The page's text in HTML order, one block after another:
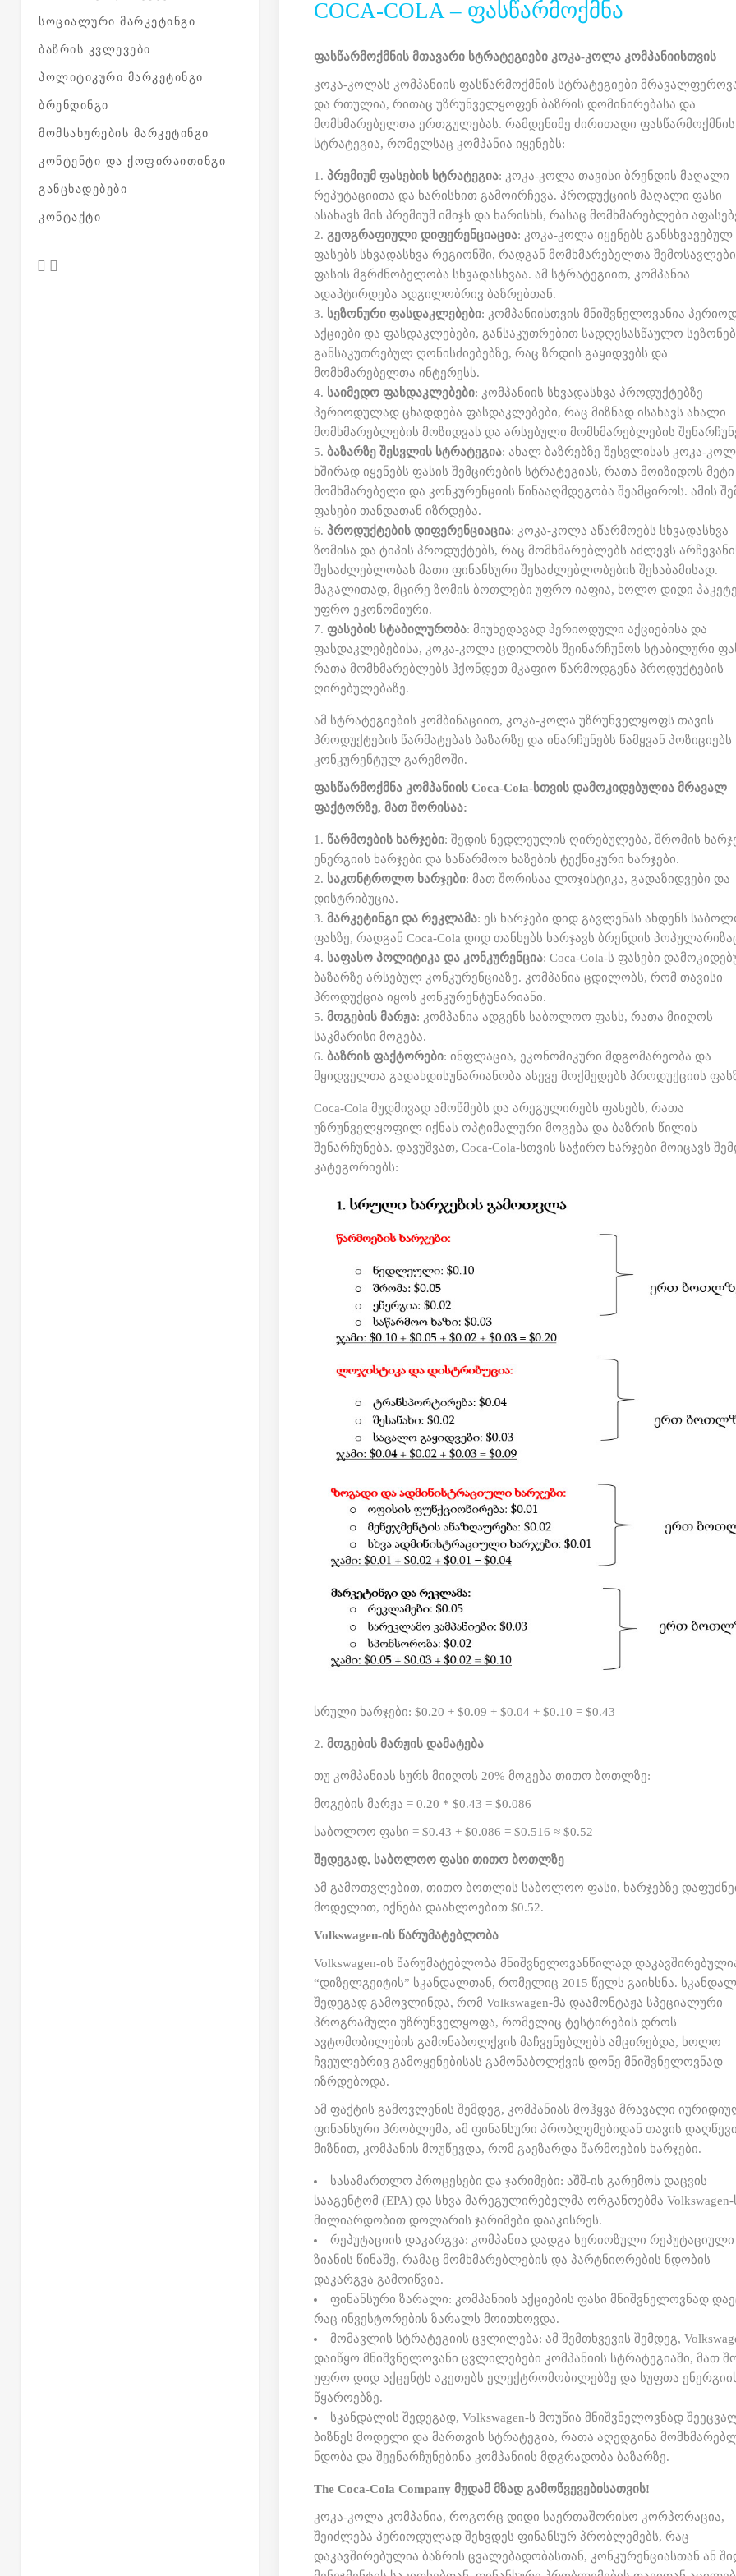
ᲡᲝᲪᲘᲐᲚᲣᲠᲘ ᲛᲐᲠᲙᲔᲢᲘᲜᲒᲘ
ᲑᲐᲖᲠᲘᲡ ᲙᲕᲚᲔᲕᲔᲑᲘ
ᲞᲝᲚᲘᲢᲘᲙᲣᲠᲘ ᲛᲐᲠᲙᲔᲢᲘᲜᲒᲘ
ᲑᲠᲔᲜᲓᲘᲜᲒᲘ
ᲛᲝᲛᲡᲐᲮᲣᲠᲔᲑᲘᲡ ᲛᲐᲠᲙᲔᲢᲘᲜᲒᲘ
ᲙᲝᲜᲢᲔᲜᲢᲘ ᲓᲐ ᲥᲝᲤᲘᲠᲐᲘᲗᲘᲜᲒᲘ
ᲒᲐᲜᲪᲮᲐᲓᲔᲑᲔᲑᲘ
ᲙᲝᲜᲢᲐᲥᲢᲘ
COCA-COLA – ᲤᲐᲡᲬᲐᲠᲛᲝᲥᲛᲜᲐ
ფასწარმოქმნის მთავარი სტრატეგიები კოკა-კოლა კომპანიისთვის
კოკა-კოლას კომპანიის ფასწარმოქმნის სტრატეგიები
და რთულია, რითაც უზრუნველყოფენ ბაზრის დომინირებასა და
მომხმარებელთა ერთგულებას. რამდენიმე ძირითადი ფასწარმოქმნის
სტრატეგია, რომელსაც კომპანია იყენებს:
პრემიუმ ფასების სტრატეგია: კოკა-კოლა თავისი ბრენდის მაღალი
რეპუტაციითა და ხარისხით გამოირჩევა. პროდუქციის მაღალი ფასი
ასახავს მის პრემიუმ იმიჯს და ხარისხს, რასაც მომხმარებლები
გეოგრაფიული დიფერენციაცია: კოკა-კოლა იყენებს განსხვავებულ
ფასებს სხვადასხვა რეგიონში, რადგან მომხმარებელთა
ფასის მგრძნობელობა სხვადასხვაა. ამ სტრატეგიით, კომპანია
ადაპტირდება ადგილობრივ ბაზრებთან.
სეზონური ფასდაკლებები: კომპანიისთვის მნიშვნელოვანია
აქციები და ფასდაკლებები, განსაკუთრებით სადღესასწაულო
განსაკუთრებულ ღონისძიებებზე, რაც ზრდის გაყიდვებს და
მომხმარებელთა ინტერესს.
საიმედო ფასდაკლებები: კომპანიის სხვადასხვა პროდუქტებზე
პერიოდულად ცხადდება ფასდაკლებები, რაც მიზნად ისახავს ახალი
მომხმარებლების მოზიდვას და არსებული მომხმარებლების
ბაზარზე შესვლის სტრატეგია: ახალ ბაზრებზე შესვლისას კოკა-
ხშირად იყენებს ფასის შემცირების სტრატეგიას, რათა მოიზიდოს მეტი
მომხმარებელი და კონკურენციის წინააღმდეგობა შეამციროს. ამის
ფასები თანდათან იზრდება.
პროდუქტების დიფერენციაცია: კოკა-კოლა აწარმოებს სხვადასხვა
ზომისა და ტიპის პროდუქტებს, რაც მომხმარებლებს აძლევს
შესაძლებლობას მათი ფინანსური შესაძლებლობების შესაბამისად.
მაგალითად, მცირე ზომის ბოთლები უფრო იაფია, ხოლო დიდი
უფრო ეკონომიური.
ფასების სტაბილურობა: მიუხედავად პერიოდული აქციებისა და
ფასდაკლებებისა, კოკა-კოლა ცდილობს შეინარჩუნოს სტაბილური
რათა მომხმარებლებს ჰქონდეთ მკაფიო წარმოდგენა პროდუქტების
ღირებულებაზე.
ამ სტრატეგიების კომბინაციით, კოკა-კოლა უზრუნველყოფს თავის
პროდუქტების წარმატებას ბაზარზე და ინარჩუნებს წამყვან პოზიციებს
კონკურენტულ გარემოში.
ფასწარმოქმნა კომპანიის Coca-Cola-სთვის დამოკიდებულია მრავალ
ფაქტორზე, მათ შორისაა:
წარმოების ხარჯები: შედის ნედლეულის ღირებულება, შრომის
ენერგიის ხარჯები და საწარმოო ხაზების ტექნიკური ხარჯები.
საკონტროლო ხარჯები: მათ შორისაა ლოჯისტიკა, გადაზიდვები და
დისტრიბუცია.
მარკეტინგი და რეკლამა: ეს ხარჯები დიდ გავლენას ახდენს
ფასზე, რადგან Coca-Cola დიდ თანხებს ხარჯავს ბრენდის
საფასო პოლიტიკა და კონკურენცია: Coca-Cola-ს ფასები
ბაზარზე არსებულ კონკურენციაზე. კომპანია ცდილობს, რომ თავისი
პროდუქცია იყოს კონკურენტუნარიანი.
მოგების მარჟა: კომპანია ადგენს საბოლოო ფასს, რათა მიიღოს
საკმარისი მოგება.
ბაზრის ფაქტორები: ინფლაცია, ეკონომიკური მდგომარეობა და
მყიდველთა გადახდისუნარიანობა ასევე მოქმედებს პროდუქციის
Coca-Cola მუდმივად ამოწმებს და არეგულირებს ფასებს, რათა
უზრუნველყოფილ იქნას ოპტიმალური მოგება და ბაზრის წილის
შენარჩუნება. დავუშვათ, Coca-Cola-სთვის საჭირო ხარჯები მოიცავს
კატეგორიებს:
სრული ხარჯები: $0.20 + $0.09 + $0.04 + $0.10 = $0.43
მოგების მარჟის დამატება
თუ კომპანიას სურს მიიღოს 20% მოგება თითო ბოთლზე:
მოგების მარჟა = 0.20 * $0.43 = $0.086
საბოლოო ფასი = $0.43 + $0.086 = $0.516 ≈ $0.52
შედეგად, საბოლოო ფასი თითო ბოთლზე
ამ გამოთვლებით, თითო ბოთლის საბოლოო ფასი, ხარჯებზე
მოდელით, იქნება დაახლოებით $0.52.
Volkswagen-ის წარუმატებლობა
Volkswagen-ის წარუმატებლობა მნიშვნელოვანწილად
“დიზელგეიტის” სკანდალთან, რომელიც 2015 წელს გაიხსნა.
შედეგად გამოვლინდა, რომ Volkswagen-მა დაამონტაჟა სპეციალური
პროგრამული უზრუნველყოფა, რომელიც ტესტირების დროს
ავტომობილების გამონაბოლქვის მაჩვენებლებს ამცირებდა, ხოლო
ჩვეულებრივ გამოყენებისას გამონაბოლქვის დონე მნიშვნელოვნად
იზრდებოდა.
ამ ფაქტის გამოვლენის შემდეგ, კომპანიას მოჰყვა მრავალი
ფინანსური პრობლემა, ამ ფინანსური პრობლემებიდან თავის
მიზნით, კომპანის მოუწევდა, რომ გაეზარდა წარმოების ხარჯები.
სასამართლო პროცესები და ჯარიმები: აშშ-ის გარემოს დაცვის
სააგენტომ (EPA) და სხვა მარეგულირებელმა ორგანოებმა Volkswagen-
მილიარდობით დოლარის ჯარიმები დააკისრეს.
რეპუტაციის დაკარგვა: კომპანია დადგა სერიოზული რეპუტაციული
ზიანის წინაშე, რამაც მომხმარებლების და პარტნიორების ნდობის
დაკარგვა გამოიწვია.
ფინანსური ზარალი: კომპანიის აქციების ფასი მნიშვნელოვნად
რაც ინვესტორების ზარალს მოითხოვდა.
მომავლის სტრატეგიის ცვლილება: ამ შემთხვევის შემდეგ,
დაიწყო მნიშვნელოვანი ცვლილებები კომპანიის სტრატეგიაში, მათ
უფრო დიდ აქცენტს აკეთებს ელექტრომობილებზე და სუფთა
წყაროებზე.
სკანდალის შედეგად, Volkswagen-ს მოუწია მნიშვნელოვნად
ბიზნეს მოდელი და მართვის სტრატეგია, რათა აღედგინა
ნდობა და შეენარჩუნებინა კომპანიის მდგრადობა ბაზარზე.
The Coca-Cola Company მუდამ მზად გამოწვევებისათვის!
კოკა-კოლა კომპანია, როგორც დიდი საერთაშორისო კორპორაცია,
შეიძლება პერიოდულად შეხვდეს ფინანსურ პრობლემებს, რაც
დაკავშირებულია ბაზრის ცვალებადობასთან, კონკურენციასთან ან